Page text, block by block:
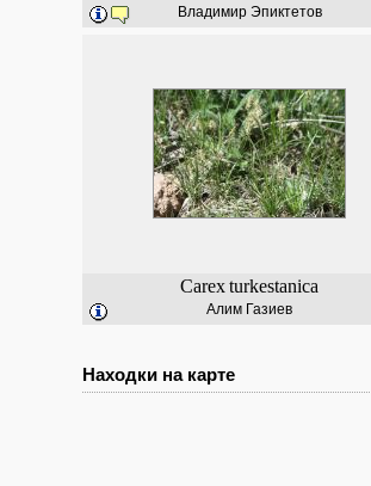
Владимир Эпиктетов
Carexturkestanica
Алим Газиев
Находки на карте